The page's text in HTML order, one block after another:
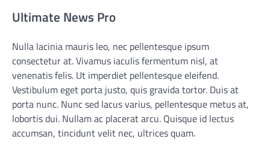
Ultimate News Pro
Nulla lacinia mauris leo, nec pellentesque ipsum
consectetur at. Vivamus iaculis fermentum nisl, at
venenatis felis. Ut imperdiet pellentesque eleifend.
Vestibulum eget porta justo, quis gravida tortor. Duis at
porta nunc. Nunc sed lacus varius, pellentesque metus at,
lobortis dui. Nullam ac placerat arcu. Quisque id lectus
accumsan, tincidunt velit nec, ultrices quam.